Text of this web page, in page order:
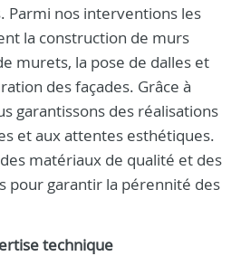
Parmi nos interventions les
la construction de murs
murets, la pose de dalles et
des façades. Grâce à
garantissons des réalisations
et aux attentes esthétiques.
matériaux de qualité et des
pour garantir la pérennité des
technique